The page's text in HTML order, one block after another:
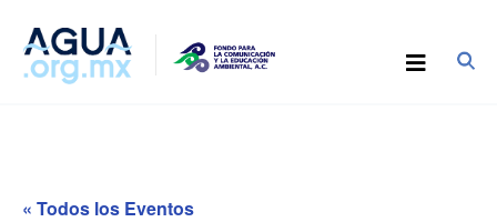
« Todos los Eventos